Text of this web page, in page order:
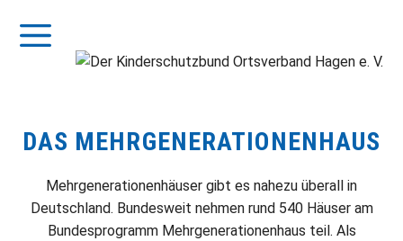
InhaltMenü
DAS MEHRGENERATIONENHAUS
Mehrgenerationenhäuser gibt es nahezu überall in
Deutschland. Bundesweit nehmen rund 540 Häuser am
Bundesprogramm Mehrgenerationenhaus teil. Als